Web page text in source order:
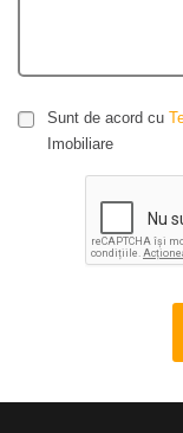
Sunt de acord cu
Imobiliare